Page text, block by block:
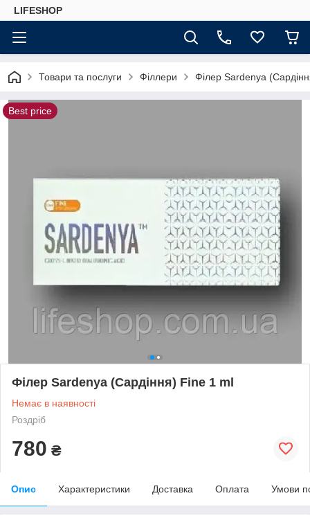
LIFESHOP
Товари та послуги Філлери Філер Sardenya
Best price
Філер Sardenya (Сардіння) Fine 1 ml
Немає в наявності
Роздріб
780 ₴
Опис Характеристики Доставка Оплата Умови